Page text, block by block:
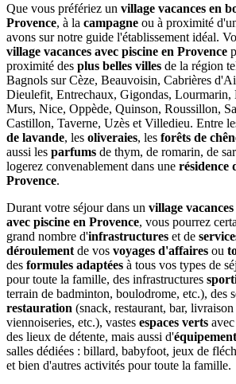
Que vous préfériez un village vacances en
Provence, à la campagne ou à proximité
avons sur notre guide l'établissement idéal.
village vacances avec piscine en Provence
proximité des plus belles villes de la région
Bagnols sur Cèze, Beauvoisin, Cabrières
Dieulefit, Entrechaux, Gigondas,
Murs, Nice, Oppède, Quinson, Roussillon,
Castillon, Taverne, Uzès et Villedieu. Entre
de lavande, les oliveraies, les forêts de
aussi les parfums de thym, de romarin, de
logerez convenablement dans une résidence
Provence.
Durant votre séjour dans un village
avec piscine en Provence, vous pourrez
grand nombre d'infrastructures et de
déroulement de vos voyages d'affaires ou
des formules adaptées à tous vos types de
pour toute la famille, des infrastructures
terrain de badminton, boulodrome, etc.), des
restauration (snack, restaurant, bar,
viennoiseries, etc.), vastes espaces verts
des lieux de détente, mais aussi d'
salles dédiées : billard, babyfoot, jeux de
et bien d'autres activités pour toute la famille.